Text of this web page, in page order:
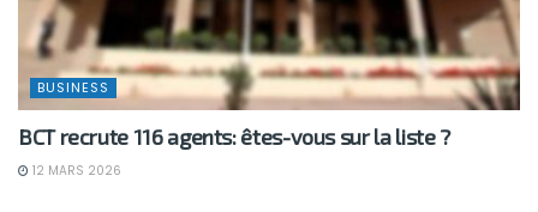
BUSINESS
BCT recrute 116 agents: êtes-vous sur la liste ?
12 MARS 2026